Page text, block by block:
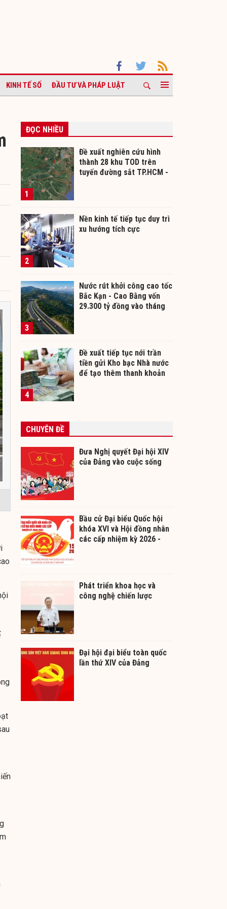
KINH TẾ SỐ ĐẦU TƯ VÀ PHÁP LUẬT
ĐỌC NHIỀU
1
Đề xuất nghiên cứu hình
thành 28 khu TOD trên
tuyến đường sắt TP.HCM -
2
Nền kinh tế tiếp tục duy trì
xu hướng tích cực
3
Nước rút khởi công cao tốc
Bắc Kạn - Cao Bằng vốn
29.300 tỷ đồng vào tháng
4
Đề xuất tiếp tục nới trần
tiền gửi Kho bạc Nhà nước
để tạo thêm thanh khoản
CHUYÊN ĐỀ
Đưa Nghị quyết Đại hội XIV
của Đảng vào cuộc sống
Bầu cử Đại biểu Quốc hội
khóa XVI và Hội đồng nhân
các cấp nhiệm kỳ 2026 -
Phát triển khoa học và
công nghệ chiến lược
Đại hội đại biểu toàn quốc
lần thứ XIV của Đảng